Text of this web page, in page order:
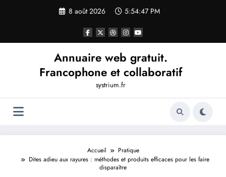
8 août 2026 5:54:47 PM
Annuaire web gratuit.
Francophone et collaboratif
systrium.fr
Accueil
Pratique
Dites adieu aux rayures : méthodes et produits efficaces pour les faire
disparaître